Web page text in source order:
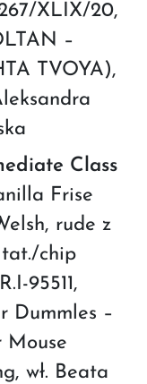
XLIX/20,
–
TVOYA),
Class
Frise
rude z
tat./chip
95511,
Dummles –
Mouse
wł. Beata